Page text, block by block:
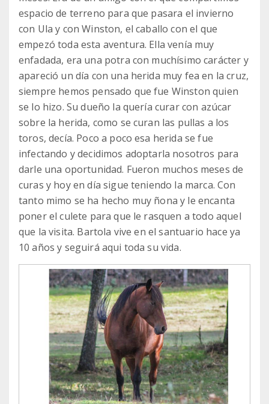
espacio de terreno para que pasara el invierno
con Ula y con Winston, el caballo con el que
empezó toda esta aventura. Ella venía muy
enfadada, era una potra con muchísimo carácter y
apareció un día con una herida muy fea en la cruz,
siempre hemos pensado que fue Winston quien
se lo hizo. Su dueño la quería curar con azúcar
sobre la herida, como se curan las pullas a los
toros, decía. Poco a poco esa herida se fue
infectando y decidimos adoptarla nosotros para
darle una oportunidad. Fueron muchos meses de
curas y hoy en día sigue teniendo la marca. Con
tanto mimo se ha hecho muy ñona y le encanta
poner el culete para que le rasquen a todo aquel
que la visita. Bartola vive en el santuario hace ya
10 años y seguirá aqui toda su vida.